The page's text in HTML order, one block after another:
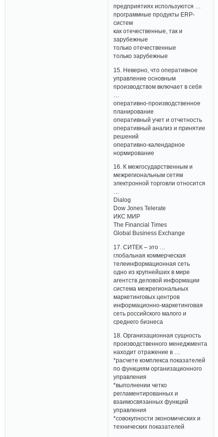
предприятиях используются …
программные продукты ERP-
систем
как отечественные, так и
зарубежные
только отечественные
только зарубежные
15. Неверно, что оперативное
управление основным
производством включает в себя
оперативно-производственное
планирование
оперативный учет и отчетность
оперативный анализ и принятие
решений
оперативно-календарное
нормирование
16. К межгосударственным и
межрегиональным сетям
электронной торговли относится
Dialog
Dow Jones Telerate
ИКС МИР
The Financial Times
Global Business Exchange
17. СИТЕК – это …
глобальная коммерческая
телеинформационная сеть
одно из крупнейших в мире
агентств деловой информации
система межрегиональных
маркетинговых центров
информационно-маркетинговая
сеть российского малого и
среднего бизнеса
18. Организационная сущность
производственного менеджмента
находит отражение в …
*расчете комплекса показателей
по функциям организационного
управления
*выполнении четко
регламентированных и
взаимосвязанных функций
управления
*совокупности экономических и
технических показателей